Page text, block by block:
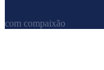
com compaixão